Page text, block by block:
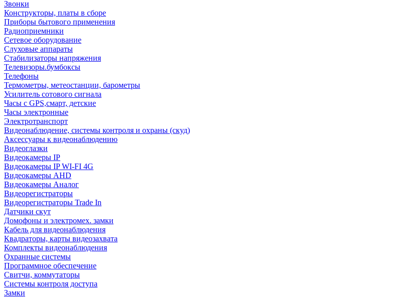
Звонки
Конструкторы, платы в сборе
Приборы бытового применения
Радиоприемники
Сетевое оборудование
Слуховые аппараты
Стабилизаторы напряжения
Телевизоры.бумбоксы
Телефоны
Термометры, метеостанции, барометры
Усилитель сотового сигнала
Часы с GPS,смарт, детские
Часы электронные
Электротранспорт
Видеонаблюдение, системы контроля и охраны (скуд)
Аксессуары к видеонаблюдению
Видеоглазки
Видеокамеры IP
Видеокамеры IP WI-FI 4G
Видеокамеры AHD
Видеокамеры Аналог
Видеорегистраторы
Видеорегистраторы Trade In
Датчики скут
Домофоны и электромех. замки
Кабель для видеонаблюдения
Квадраторы, карты видеозахвата
Комплекты видеонаблюдения
Охранные системы
Программное обеспечение
Свитчи, коммутаторы
Системы контроля доступа
Замки